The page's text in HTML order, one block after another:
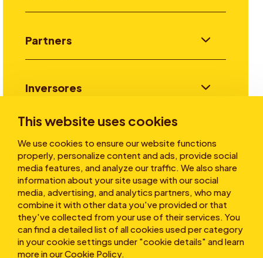
This website uses cookies
We use cookies to ensure our website functions
properly, personalize content and ads, provide social
media features, and analyze our traffic. We also share
information about your site usage with our social
media, advertising, and analytics partners, who may
combine it with other data you've provided or that
they've collected from your use of their services. You
can find a detailed list of all cookies used per category
in your cookie settings under "cookie details" and learn
more in ourCookie Policy.
Partners
Inversores
Sobre nosotros